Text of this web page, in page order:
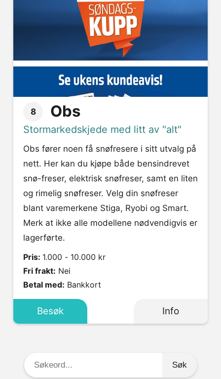
8 Obs
Stormarkedskjede med litt av "alt"
Obs fører noen få snøfresere i sitt utvalg på
nett. Her kan du kjøpe både bensindrevet
snø-freser, elektrisk snøfreser, samt en liten
og rimelig snøfreser. Velg din snøfreser
blant varemerkene Stiga, Ryobi og Smart.
Merk at ikke alle modellene nødvendigvis er
lagerførte.
Pris: 1.000 - 10.000 kr
Fri frakt: Nei
Betal med: Bankkort
Besøk Info
Søkeord: